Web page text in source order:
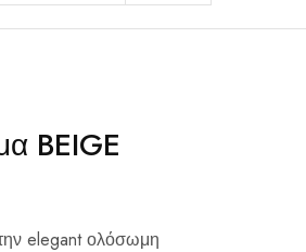
BEIGE
elegant ολόσωμη